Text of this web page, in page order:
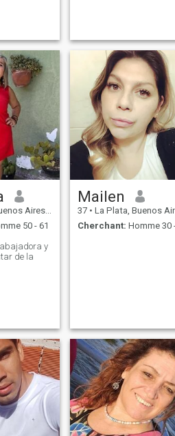
Aires, Argentine
50 - 61
y
de la
Mailen
37 • La Plata, Buenos Aires,
Cherchant: Homme 30